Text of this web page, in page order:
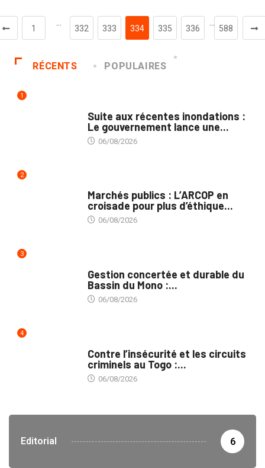
1 332 333 334 335 336 588
RÉCENTS POPULAIRES
1
Suite aux récentes inondations :
Le gouvernement lance une...
06/08/2026
2
Marchés publics : L’ARCOP en
croisade pour plus d’éthique...
06/08/2026
3
Gestion concertée et durable du
Bassin du Mono :...
06/08/2026
4
Contre l’insécurité et les circuits
criminels au Togo :...
06/08/2026
Editorial 6